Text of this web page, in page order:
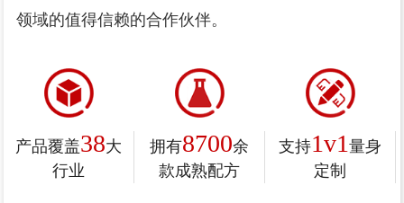
领域的值得信赖的合作伙伴。
产品覆盖38大
行业
拥有8700余
款成熟配方
支持1v1 量身
定制